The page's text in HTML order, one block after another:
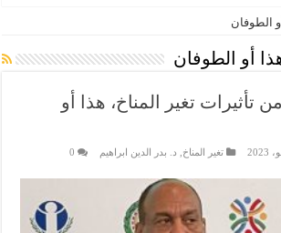
الطوفان
أو الطوفان
تأثيرات تغير المناخ، هذا أو
تغير المناخ د. بدر الدين ابراهيم
0